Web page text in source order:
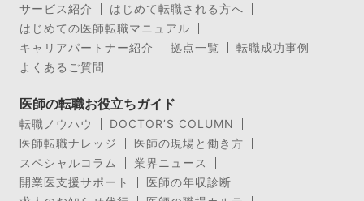
サービス紹介
はじめて転職される方へ
はじめての医師転職マニュアル
キャリアパートナー紹介
拠点一覧
転職成功事例
よくあるご質問
医師の転職お役立ちガイド
転職ノウハウ
DOCTOR’S COLUMN
医師転職ナレッジ
医師の現場と働き方
スペシャルコラム
業界ニュース
開業医支援サポート
医師の年収診断